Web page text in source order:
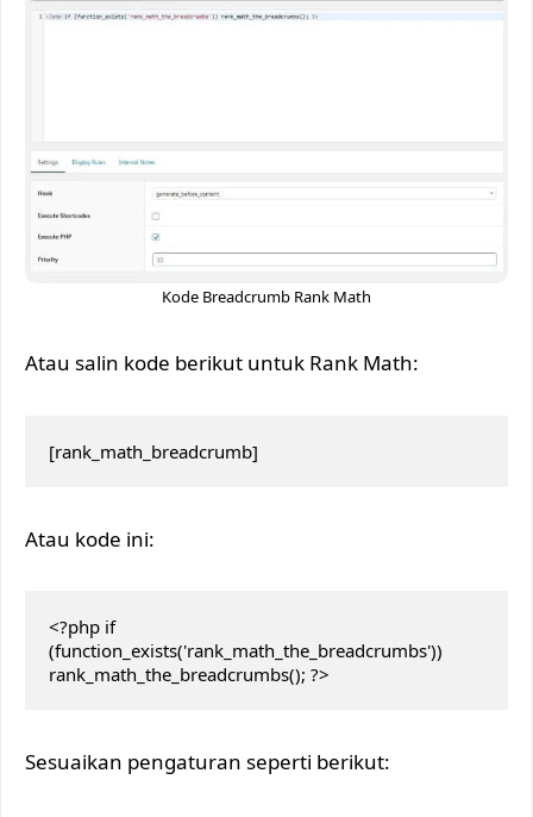
Kode Breadcrumb Rank Math
Atau salin kode berikut untuk Rank Math:
[rank_math_breadcrumb]
Atau kode ini:
<?php if
(function_exists('rank_math_the_breadcrumbs'))
rank_math_the_breadcrumbs(); ?>
Sesuaikan pengaturan seperti berikut: